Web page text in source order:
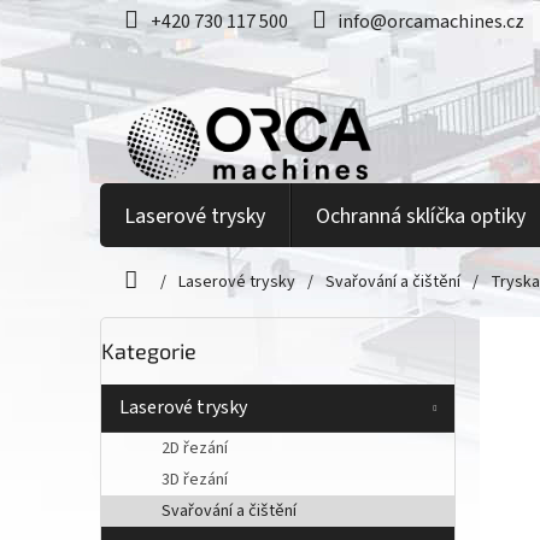
obsah
+420 730 117 500 info@orcamachines.cz
Laserové trysky Ochranná sklíčka optiky
Domů
/ Laserové trysky / Svařování a čištění /
P
o
s
r
n
Přeskočit
kategorie
Kategorie
Laserové trysky
2D řezání
3D řezání
Svařování a čištění